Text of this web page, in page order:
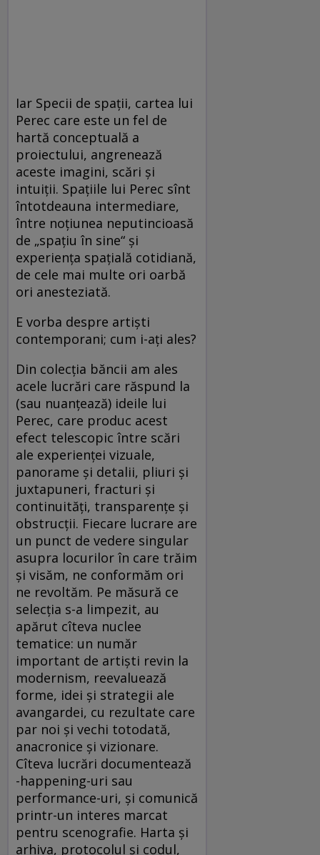
Iar Specii de spații, cartea lui
Perec care este un fel de
hartă conceptuală a
proiectului, angrenează
aceste imagini, scări și
intuiții. Spațiile lui Perec sînt
întotdeauna intermediare,
între noțiunea neputincioasă
de „spațiu în sine“ și
experiența spațială cotidiană,
de cele mai multe ori oarbă
ori anesteziată.
E vorba despre artiști
contemporani; cum i-ați ales?
Din colecția băncii am ales
acele lucrări care răspund la
(sau nuanțează) ideile lui
Perec, care produc acest
efect telescopic între scări
ale experienței vizuale,
panorame și detalii, pliuri și
juxtapuneri, fracturi și
continuități, transparențe și
obstrucții. Fiecare lucrare are
un punct de vedere singular
asupra locurilor în care trăim
și visăm, ne conformăm ori
ne revoltăm. Pe măsură ce
selecția s-a limpezit, au
apărut cîteva nuclee
tematice: un număr
important de artiști revin la
modernism, reevaluează
forme, idei și strategii ale
avangardei, cu rezultate care
par noi și vechi totodată,
anacronice și vizionare.
Cîteva lucrări documentează
-happening-uri sau
performance-uri, și comunică
printr-un interes marcat
pentru scenografie. Harta și
arhiva, protocolul și codul,